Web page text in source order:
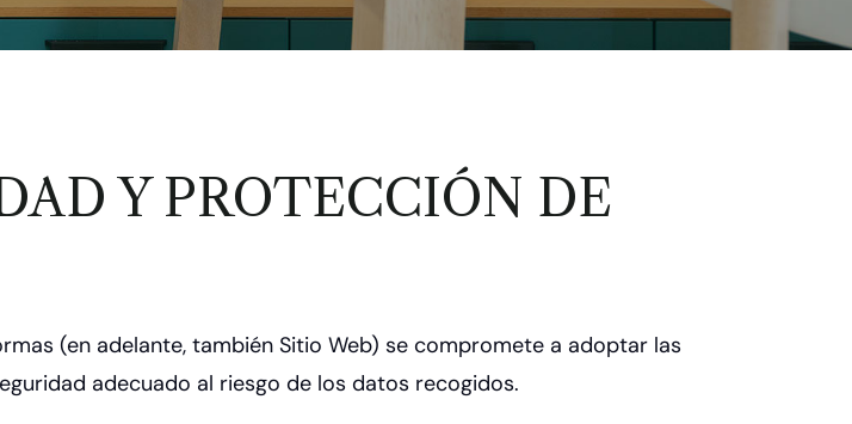
Y PROTECCIÓN DE
(en adelante, también Sitio Web) se compromete a adoptar las
adecuado al riesgo de los datos recogidos.